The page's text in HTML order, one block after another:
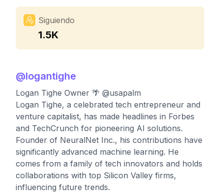
Siguiendo
1.5K
@logantighe
Logan Tighe Owner 🌴 @usapalm
Logan Tighe, a celebrated tech entrepreneur and
venture capitalist, has made headlines in Forbes
and TechCrunch for pioneering AI solutions.
Founder of NeuralNet Inc., his contributions have
significantly advanced machine learning. He
comes from a family of tech innovators and holds
collaborations with top Silicon Valley firms,
influencing future trends.